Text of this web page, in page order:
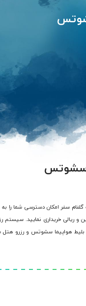
سشوتس
و ریالی خریداری نمایید.
بلیط هواپیما سشوتس و رزرو